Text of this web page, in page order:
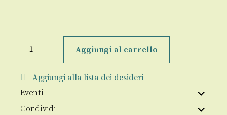
modesta
case
di
piacere
quantità
Aggiungi al carrello
Aggiungi alla lista dei desideri
Eventi
Condividi